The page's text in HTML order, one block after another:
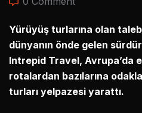
Yürüyüş turlarına olan
dünyanın önde gelen
Intrepid Travel, Avrupa’da
rotalardan bazılarına
turları yelpazesi yarattı.